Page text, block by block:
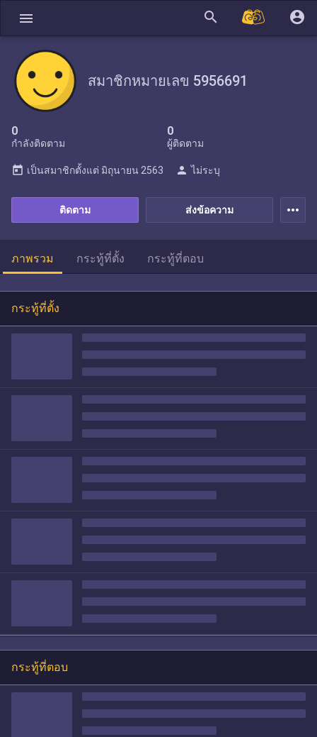
menu search account_circle
สมาชิกหมายเลข 5956691
0
กำลังติดตาม
0
ผู้ติดตาม
ส่งข้อความ
ติดตาม
today เป็นสมาชิกตั้งแต่ มิถุนายน 2563 person ไม่ระบุ
more_horiz
ภาพรวม กระทู้ที่ตั้ง กระทู้ที่ตอบ
กระทู้ที่ตั้ง
กระทู้ที่ตอบ